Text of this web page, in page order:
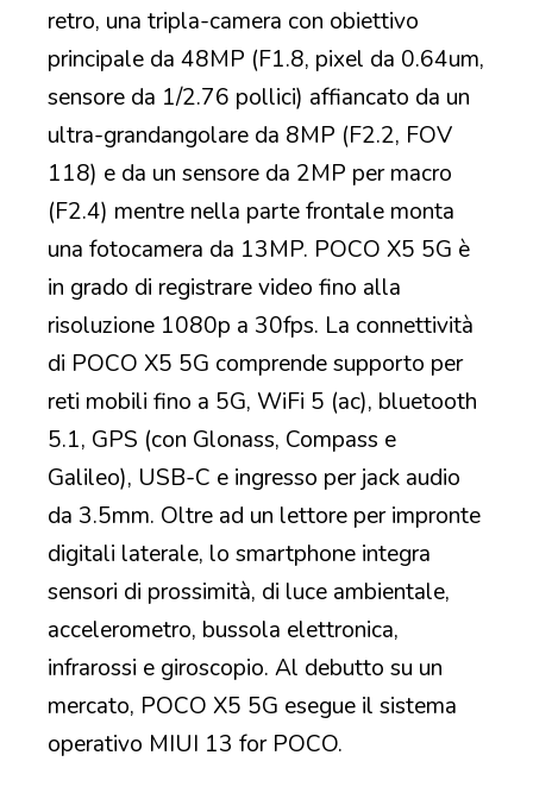
retro, una tripla-camera con obiettivo
principale da 48MP (F1.8, pixel da 0.64um,
sensore da 1/2.76 pollici) affiancato da un
ultra-grandangolare da 8MP (F2.2, FOV
118) e da un sensore da 2MP per macro
(F2.4) mentre nella parte frontale monta
una fotocamera da 13MP. POCO X5 5G è
in grado di registrare video fino alla
risoluzione 1080p a 30fps. La connettività
di POCO X5 5G comprende supporto per
reti mobili fino a 5G, WiFi 5 (ac), bluetooth
5.1, GPS (con Glonass, Compass e
Galileo), USB-C e ingresso per jack audio
da 3.5mm. Oltre ad un lettore per impronte
digitali laterale, lo smartphone integra
sensori di prossimità, di luce ambientale,
accelerometro, bussola elettronica,
infrarossi e giroscopio. Al debutto su un
mercato, POCO X5 5G esegue il sistema
operativo MIUI 13 for POCO.